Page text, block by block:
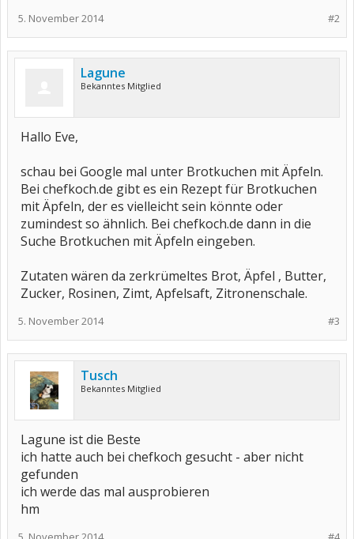
#2
5. November 2014
Lagune
Bekanntes Mitglied
Hallo Eve,
schau bei Google mal unter Brotkuchen mit Äpfeln.
Bei chefkoch.de gibt es ein Rezept für Brotkuchen
mit Äpfeln, der es vielleicht sein könnte oder
zumindest so ähnlich. Bei chefkoch.de dann in die
Suche Brotkuchen mit Äpfeln eingeben.
Zutaten wären da zerkrümeltes Brot, Äpfel , Butter,
Zucker, Rosinen, Zimt, Apfelsaft, Zitronenschale.
#3
5. November 2014
Tusch
Bekanntes Mitglied
Lagune ist die Beste
ich hatte auch bei chefkoch gesucht - aber nicht
gefunden
ich werde das mal ausprobieren
hm